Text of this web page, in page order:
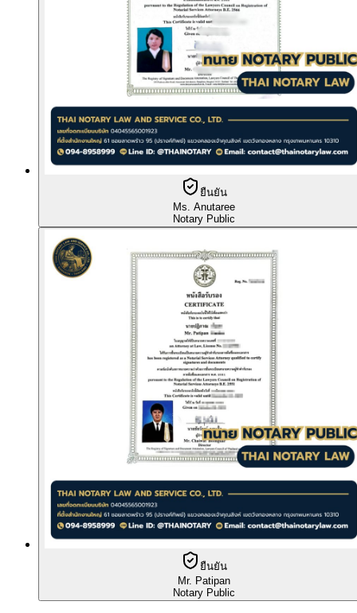
ยืนยัน
Ms. Anutaree
Notary Public
ยืนยัน
Mr. Patipan
Notary Public